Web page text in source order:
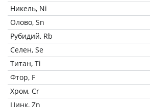
Никель, Ni
Олово, Sn
Рубидий, Rb
Селен, Se
Титан, Ti
Фтор, F
Хром, Cr
Цинк, Zn